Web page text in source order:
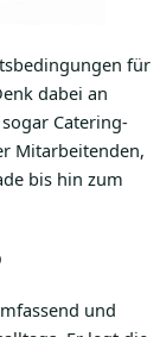
für
dabei an
Catering-
Mitarbeitenden,
bis hin zum
und